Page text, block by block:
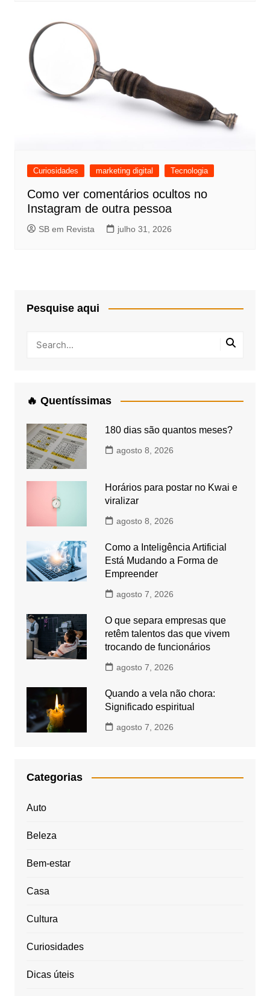
Curiosidades marketing digital Tecnologia
Como ver comentários ocultos no
Instagram de outra pessoa
SB em Revista julho 31, 2026
Pesquise aqui
🔥 Quentíssimas
180 dias são quantos meses?
agosto 8, 2026
Horários para postar no Kwai e
viralizar
agosto 8, 2026
Como a Inteligência Artificial
Está Mudando a Forma de
Empreender
agosto 7, 2026
O que separa empresas que
retêm talentos das que vivem
trocando de funcionários
agosto 7, 2026
Quando a vela não chora:
Significado espiritual
agosto 7, 2026
Categorias
Auto
Beleza
Bem-estar
Casa
Cultura
Curiosidades
Dicas úteis